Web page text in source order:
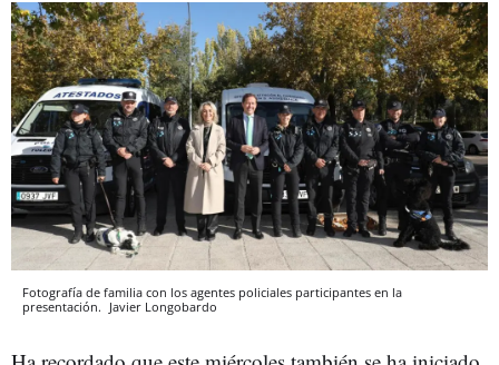
Fotografía de familia con los agentes policiales participantes en la
presentación. Javier Longobardo